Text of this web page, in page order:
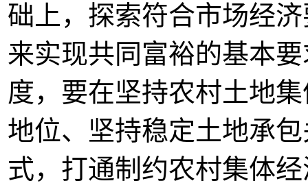
础上，探索符合市场经
来实现共同富裕的基本
度，要在坚持农村土地
地位、坚持稳定土地承
式，打通制约农村集体